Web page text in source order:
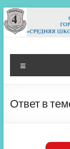
Перейти
к
содержимому
МБОУ
Архангельск
Ответ в